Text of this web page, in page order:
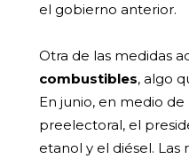
el gobierno anterior.
Otra de las medidas
combustibles, algo
En junio, en medio
preelectoral, el
etanol y el diésel.